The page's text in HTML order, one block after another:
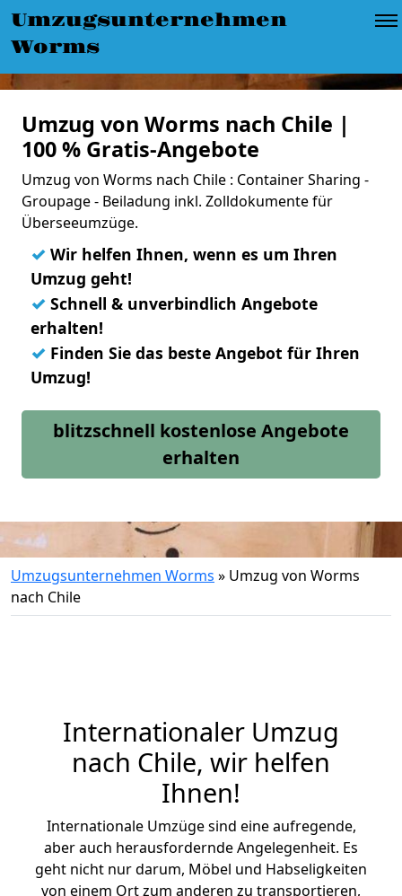
Umzugsunternehmen
Worms
Umzug von Worms nach Chile |
100 % Gratis-Angebote
Umzug von Worms nach Chile : Container Sharing -
Groupage - Beiladung inkl. Zolldokumente für
Überseeumzüge.
✓ Wir helfen Ihnen, wenn es um Ihren
Umzug geht!
✓ Schnell & unverbindlich Angebote
erhalten!
✓ Finden Sie das beste Angebot für Ihren
Umzug!
blitzschnell kostenlose Angebote
erhalten
Umzugsunternehmen Worms » Umzug von Worms
nach Chile
Internationaler Umzug
nach Chile, wir helfen
Ihnen!
Internationale Umzüge sind eine aufregende,
aber auch herausfordernde Angelegenheit. Es
geht nicht nur darum, Möbel und Habseligkeiten
von einem Ort zum anderen zu transportieren,